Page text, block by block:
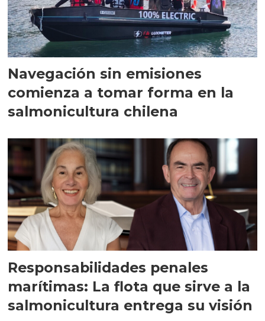
Navegación sin emisiones
comienza a tomar forma en la
salmonicultura chilena
Responsabilidades penales
marítimas: La flota que sirve a la
salmonicultura entrega su visión